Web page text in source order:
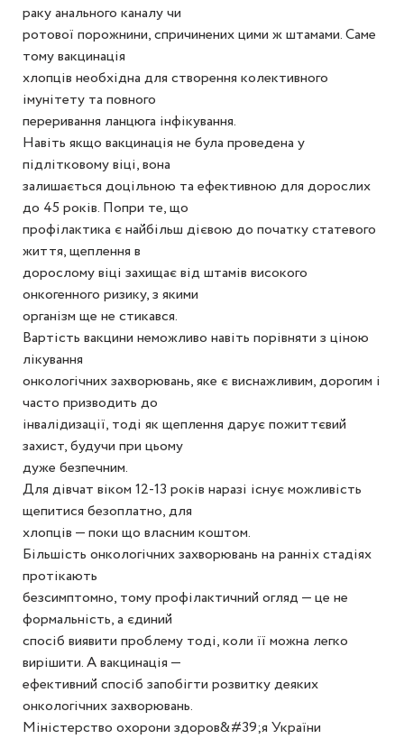
раку анального каналу чи
ротової порожнини, спричинених цими ж штамами. Саме
тому вакцинація
хлопців необхідна для створення колективного
імунітету та повного
переривання ланцюга інфікування.
Навіть якщо вакцинація не була проведена у
підлітковому віці, вона
залишається доцільною та ефективною для дорослих
до 45 років. Попри те, що
профілактика є найбільш дієвою до початку статевого
життя, щеплення в
дорослому віці захищає від штамів високого
онкогенного ризику, з якими
організм ще не стикався.
Вартість вакцини неможливо навіть порівняти з ціною
лікування
онкологічних захворювань, яке є виснажливим, дорогим і
часто призводить до
інвалідизації, тоді як щеплення дарує пожиттєвий
захист, будучи при цьому
дуже безпечним.
Для дівчат віком 12-13 років наразі існує можливість
щепитися безоплатно, для
хлопців — поки що власним коштом.
Більшість онкологічних захворювань на ранніх стадіях
протікають
безсимптомно, тому профілактичний огляд — це не
формальність, а єдиний
спосіб виявити проблему тоді, коли її можна легко
вирішити. А вакцинація —
ефективний спосіб запобігти розвитку деяких
онкологічних захворювань.
Міністерство охорони здоров&#39;я України